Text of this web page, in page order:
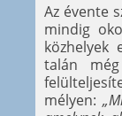
Az évente
mindig
közhelyek
talán
mélyen: